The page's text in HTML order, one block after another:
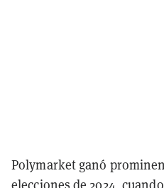
Polymarket ganó